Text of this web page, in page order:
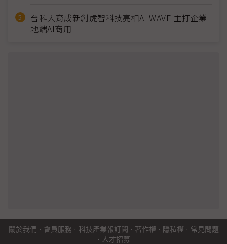
台科大育成新創虎智科技亮相AI WAVE 主打企業
地端AI商用
關於我們 · 會員服務 · 科技產業報訂閱 · 著作權 · 隱私權 · 常見問題
· 人才招募